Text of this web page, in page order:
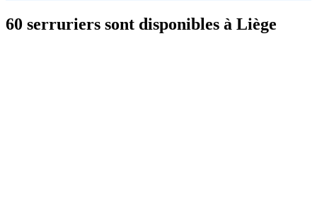
60 serruriers sont disponibles à Liège